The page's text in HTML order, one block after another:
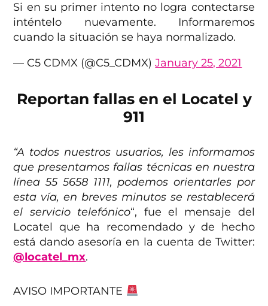
Si en su primer intento no logra contectarse
inténtelo nuevamente. Informaremos
cuando la situación se haya normalizado.
— C5 CDMX (@C5_CDMX)January 25, 2021
Reportan fallas en el Locatel y
911
“A todos nuestros usuarios, les informamos
que presentamos fallas técnicas en nuestra
línea 55 5658 1111, podemos orientarles por
esta vía, en breves minutos se restablecerá
el servicio telefónico“, fue el mensaje del
Locatel que ha recomendado y de hecho
está dando asesoría en la cuenta de Twitter:
@locatel_mx.
AVISO IMPORTANTE